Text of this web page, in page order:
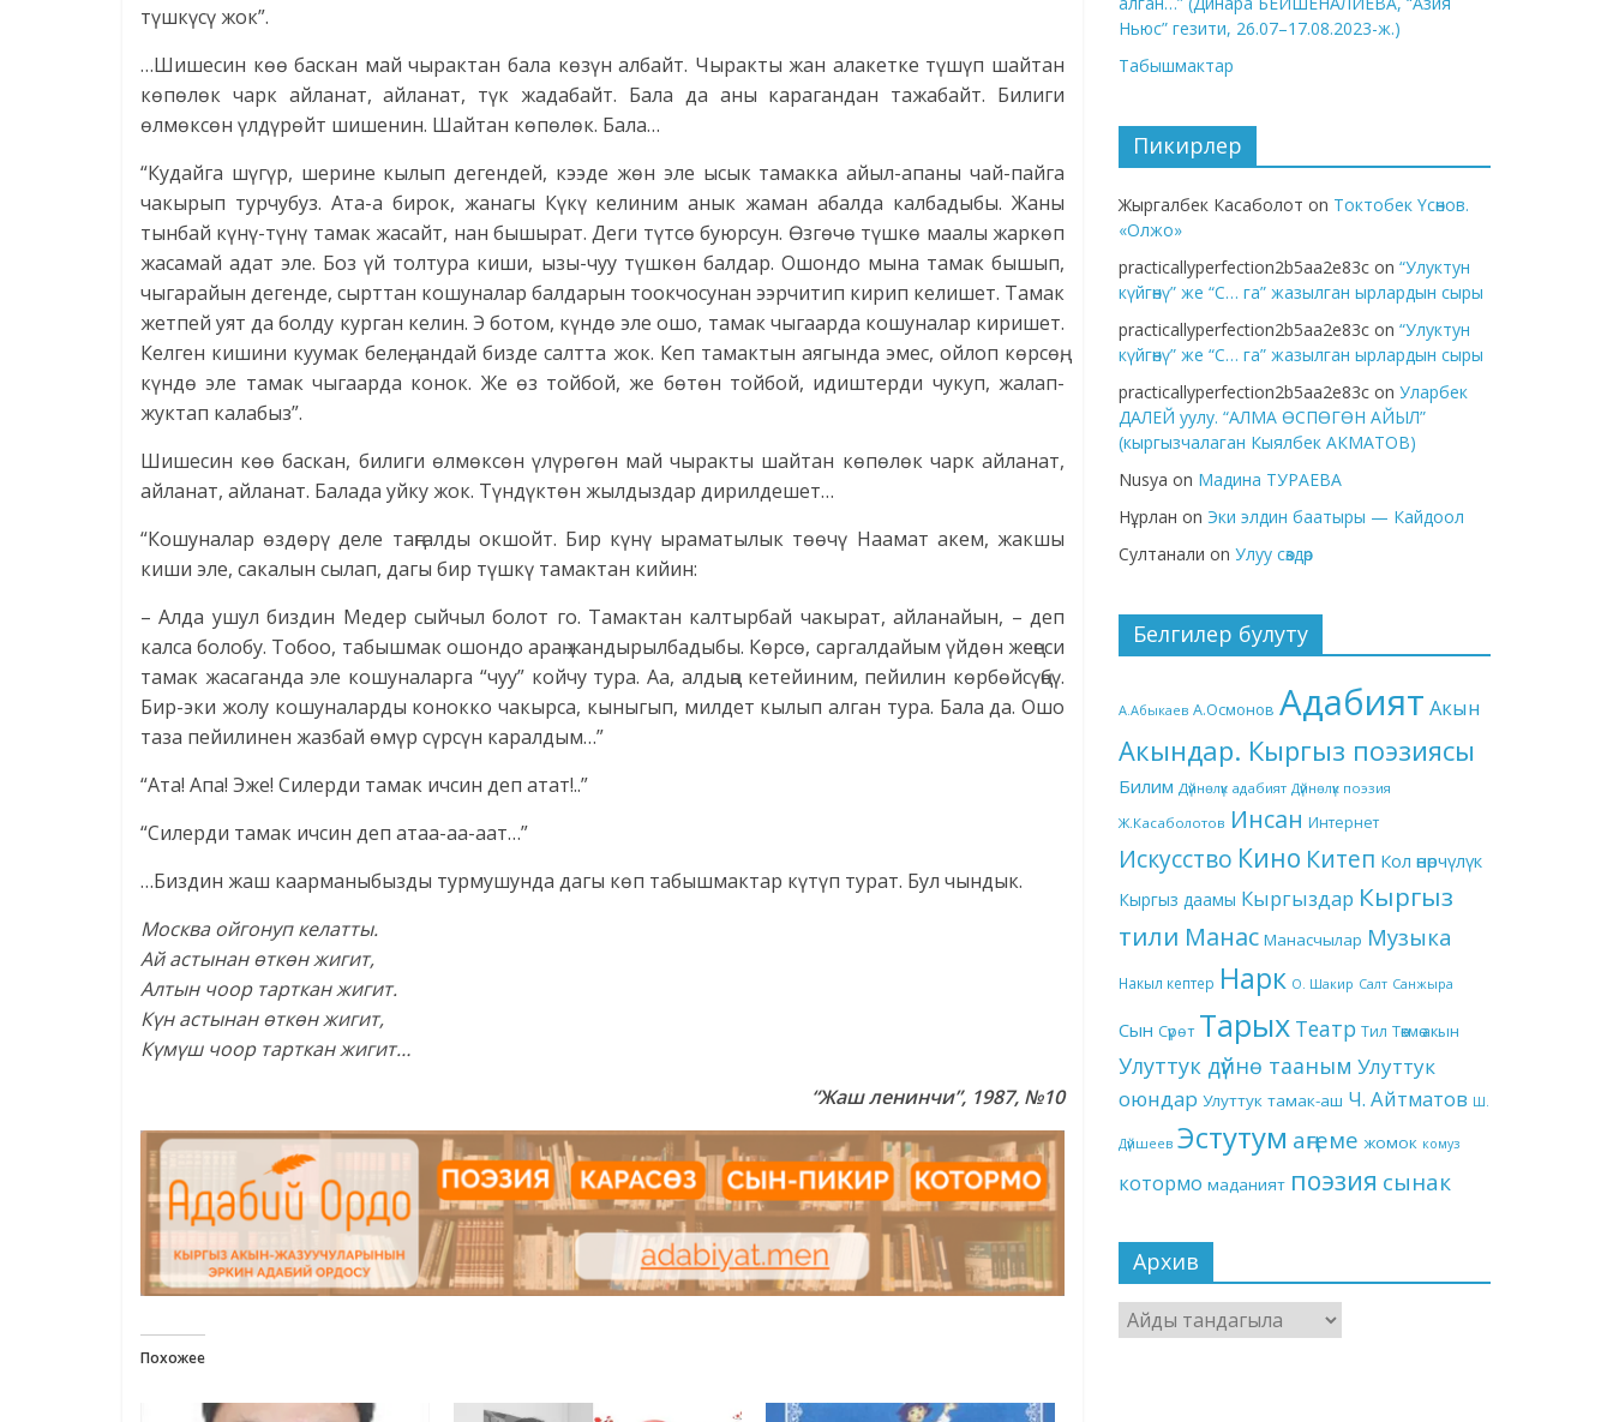
түшкүсү жок”.
…Шишесин көө баскан май чырактан бала көзүн албайт. Чыракты жан алакетке түшүп шайтан
көпөлөк чарк айланат, айланат, түк жадабайт. Бала да аны карагандан тажабайт. Билиги
өлмөксөн үлдүрөйт шишенин. Шайтан көпөлөк. Бала…
“Кудайга шүгүр, шерине кылып дегендей, кээде жөн эле ысык тамакка айыл-апаны чай-пайга
чакырып турчубуз. Ата-а бирок, жанагы Күкү келиним анык жаман абалда калбадыбы. Жаны
тынбай күнү-түнү тамак жасайт, нан бышырат. Деги түтсө буюрсун. Өзгөчө түшкө маалы жаркөп
жасамай адат эле. Боз үй толтура киши, ызы-чуу түшкөн балдар. Ошондо мына тамак бышып,
чыгарайын дегенде, сырттан кошуналар балдарын тоокчосунан ээрчитип кирип келишет. Тамак
жетпей уят да болду курган келин. Э ботом, күндө эле ошо, тамак чыгаарда кошуналар киришет.
Келген кишини куумак белең, андай бизде салтта жок. Кеп тамактын аягында эмес, ойлоп көрсөң,
күндө эле тамак чыгаарда конок. Же өз тойбой, же бөтөн тойбой, идиштерди чукуп, жалап-
жуктап калабыз”.
Шишесин көө баскан, билиги өлмөксөн үлүрөгөн май чыракты шайтан көпөлөк чарк айланат,
айланат, айланат. Балада уйку жок. Түндүктөн жылдыздар дирилдешет…
“Кошуналар өздөрү деле таңгалды окшойт. Бир күнү ыраматылык төөчү Наамат акем, жакшы
киши эле, сакалын сылап, дагы бир түшкү тамактан кийин:
– Алда ушул биздин Медер сыйчыл болот го. Тамактан калтырбай чакырат, айланайын, – деп
калса болобу. Тобоо, табышмак ошондо араң жандырылбадыбы. Көрсө, саргалдайым үйдөн жеңеси
тамак жасаганда эле кошуналарга “чуу” койчу тура. Аа, алдыңа кетейиним, пейилин көрбөйсүңбү.
Бир-эки жолу кошуналарды конокко чакырса, кыныгып, милдет кылып алган тура. Бала да. Ошо
таза пейилинен жазбай өмүр сүрсүн каралдым…”
“Ата! Апа! Эже! Силерди тамак ичсин деп атат!..”
“Силерди тамак ичсин деп атаа-аа-аат…”
…Биздин жаш каарманыбызды турмушунда дагы көп табышмактар күтүп турат. Бул чындык.
Москва ойгонуп келатты.
Ай астынан өткөн жигит,
Алтын чоор тарткан жигит.
Күн астынан өткөн жигит,
Күмүш чоор тарткан жигит…
“Жаш ленинчи”, 1987, №10
Похожее
Ньюс” гезити, 26.07–17.08.2023-ж.)
Табышмактар
Пикирлер
Жыргалбек Касаболот on Токтобек Үсөнов.
«Олжо»
practicallyperfection2b5aa2e83c on “Улуктун
күйгөнү” же “С… га” жазылган ырлардын сыры
practicallyperfection2b5aa2e83c on “Улуктун
күйгөнү” же “С… га” жазылган ырлардын сыры
practicallyperfection2b5aa2e83c on Уларбек
ДАЛЕЙ уулу. “АЛМА ӨСПӨГӨН АЙЫЛ”
(кыргызчалаган Кыялбек АКМАТОВ)
Nusya on Мадина ТУРАЕВА
Нұрлан on Эки элдин баатыры — Кайдоол
Султанали on Улуу сөздөр
Белгилер булуту
А.Абыкаев А.Осмонов Адабият Акын
Акындар. Кыргыз поэзиясы
Билим Дүйнөлүк адабият Дүйнөлүк поэзия
Ж.Касаболотов Инсан Интернет
Искусство Кино Китеп Кол өнөрчүлүк
Кыргыз даамы Кыргыздар Кыргыз
тили Манас Манасчылар Музыка
Накыл кептер Нарк О. Шакир Салт Санжыра
Сын Сүрөт Тарых Театр Тил Төкмө акын
Улуттук дүйнө тааным Улуттук
оюндар Улуттук тамак-аш Ч. Айтматов Ш.
Дүйшеев Эстутум аңгеме жомок комуз
котормо маданият поэзия сынак
Архив
Архив